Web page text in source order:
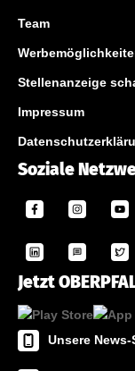
Team
Stellenanzeige
Impressum
Soziale
Jetzt
Unsere